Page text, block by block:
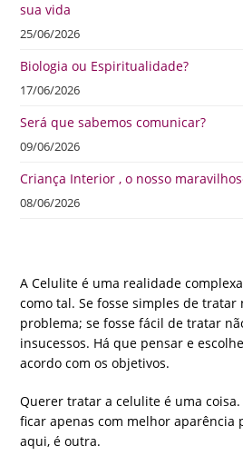
sua vida
25/06/2026
Biologia ou Espiritualidade?
17/06/2026
Será que sabemos comunicar?
09/06/2026
Criança Interior , o nosso
08/06/2026
A Celulite é uma realidade
como tal. Se fosse simples de tratar
problema; se fosse fácil de tratar
insucessos. Há que pensar e
acordo com os objetivos.
Querer tratar a celulite é uma coisa.
ficar apenas com melhor aparência
aqui, é outra.